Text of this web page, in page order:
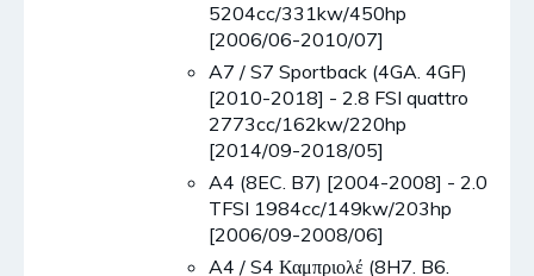
5204cc/331kw/450hp
[2006/06-2010/07]
A7 / S7 Sportback (4GA. 4GF)
[2010-2018] - 2.8 FSI quattro
2773cc/162kw/220hp
[2014/09-2018/05]
A4 (8EC. B7) [2004-2008] - 2.0
TFSI 1984cc/149kw/203hp
[2006/09-2008/06]
A4 / S4 Καμπριολέ (8H7. B6.